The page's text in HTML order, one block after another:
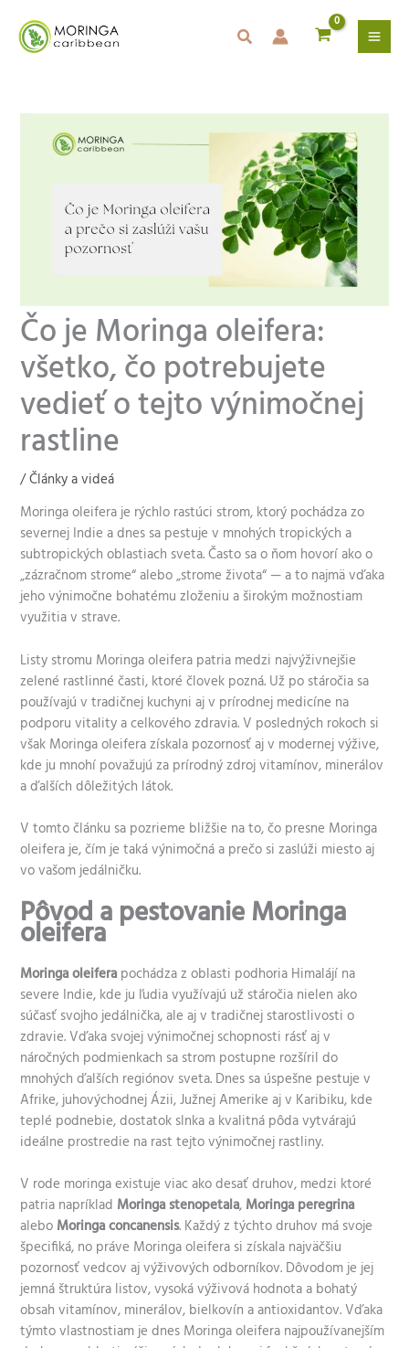
obsah
Čo je Moringa oleifera:
všetko, čo potrebujete
vedieť o tejto výnimočnej
rastline
/Články a videá
Moringa oleifera je rýchlo rastúci strom, ktorý pochádza zo
severnej Indie a dnes sa pestuje v mnohých tropických a
subtropických oblastiach sveta. Často sa o ňom hovorí ako o
„zázračnom strome“ alebo „strome života“ — a to najmä vďaka
jeho výnimočne bohatému zloženiu a širokým možnostiam
využitia v strave.
Listy stromu Moringa oleifera patria medzi najvýživnejšie
zelené rastlinné časti, ktoré človek pozná. Už po stáročia sa
používajú v tradičnej kuchyni aj v prírodnej medicíne na
podporu vitality a celkového zdravia. V posledných rokoch si
však Moringa oleifera získala pozornosť aj v modernej výžive,
kde ju mnohí považujú za prírodný zdroj vitamínov, minerálov
a ďalších dôležitých látok.
V tomto článku sa pozrieme bližšie na to, čo presne Moringa
oleifera je, čím je taká výnimočná a prečo si zaslúži miesto aj
vo vašom jedálničku.
Pôvod a pestovanie Moringa
oleifera
Moringa oleifera pochádza z oblasti podhoria Himalájí na
severe Indie, kde ju ľudia využívajú už stáročia nielen ako
súčasť svojho jedálnička, ale aj v tradičnej starostlivosti o
zdravie. Vďaka svojej výnimočnej schopnosti rásť aj v
náročných podmienkach sa strom postupne rozšíril do
mnohých ďalších regiónov sveta. Dnes sa úspešne pestuje v
Afrike, juhovýchodnej Ázii, Južnej Amerike aj v Karibiku, kde
teplé podnebie, dostatok slnka a kvalitná pôda vytvárajú
ideálne prostredie na rast tejto výnimočnej rastliny.
V rode moringa existuje viac ako desať druhov, medzi ktoré
patria napríklad Moringa stenopetala, Moringa peregrina
alebo Moringa concanensis. Každý z týchto druhov má svoje
špecifiká, no práve Moringa oleifera si získala najväčšiu
pozornosť vedcov aj výživových odborníkov. Dôvodom je jej
jemná štruktúra listov, vysoká výživová hodnota a bohatý
obsah vitamínov, minerálov, bielkovín a antioxidantov. Vďaka
týmto vlastnostiam je dnes Moringa oleifera najpoužívanejším